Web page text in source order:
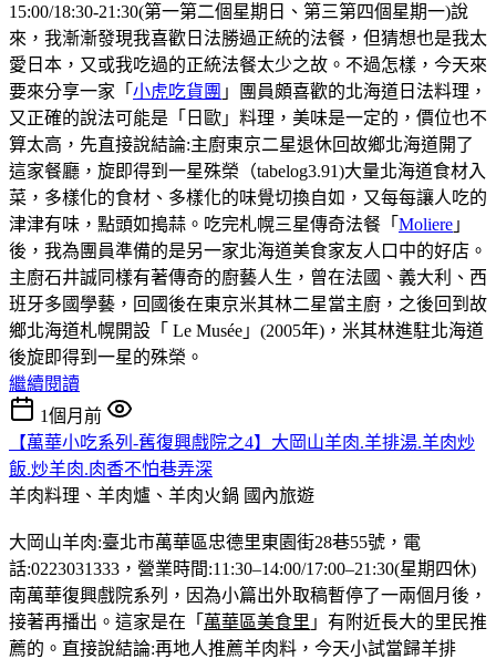
15:00/18:30-21:30(第一第二個星期日、第三第四個星期一)說
來，我漸漸發現我喜歡日法勝過正統的法餐，但猜想也是我太
愛日本，又或我吃過的正統法餐太少之故。不過怎樣，今天來
要來分享一家「 小虎吃貨團 」團員頗喜歡的北海道日法料理，
又正確的說法可能是「日歐」料理，美味是一定的，價位也不
算太高，先直接說結論:主廚東京二星退休回故鄉北海道開了
這家餐廳，旋即得到一星殊榮（tabelog3.91)大量北海道食材入
菜，多樣化的食材、多樣化的味覺切換自如，又每每讓人吃的
津津有味，點頭如搗蒜。吃完札幌三星傳奇法餐「 Moliere 」
後，我為團員準備的是另一家北海道美食家友人口中的好店。
主廚石井誠同樣有著傳奇的廚藝人生，曾在法國、義大利、西
班牙多國學藝，回國後在東京米其林二星當主廚，之後回到故
鄉北海道札幌開設「 Le Musée」(2005年)，米其林進駐北海道
後旋即得到一星的殊榮。
繼續閱讀
1個月前
【萬華小吃系列-舊復興戲院之4】大岡山羊肉.羊排湯.羊肉炒
飯.炒羊肉.肉香不怕巷弄深
羊肉料理、羊肉爐、羊肉火鍋 國內旅遊
大岡山羊肉:臺北市萬華區忠德里東園街28巷55號，電
話:0223031333，營業時間:11:30–14:00/17:00–21:30(星期四休)
南萬華復興戲院系列，因為小篇出外取稿暫停了一兩個月後，
接著再播出。這家是在「 萬華區美食里 」有附近長大的里民推
薦的。直接說結論:再地人推薦羊肉料，今天小試當歸羊排